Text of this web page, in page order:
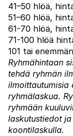
41–50 hlöä,
51–60 hlöä,
61-70 hlöä,
71-100 hlöä
101 tai
Ryhmähintaan
tehdä ryhmän
ilmoittautumisia
ryhmälaskua.
ryhmään
laskutustiedot
koontilaskulla.